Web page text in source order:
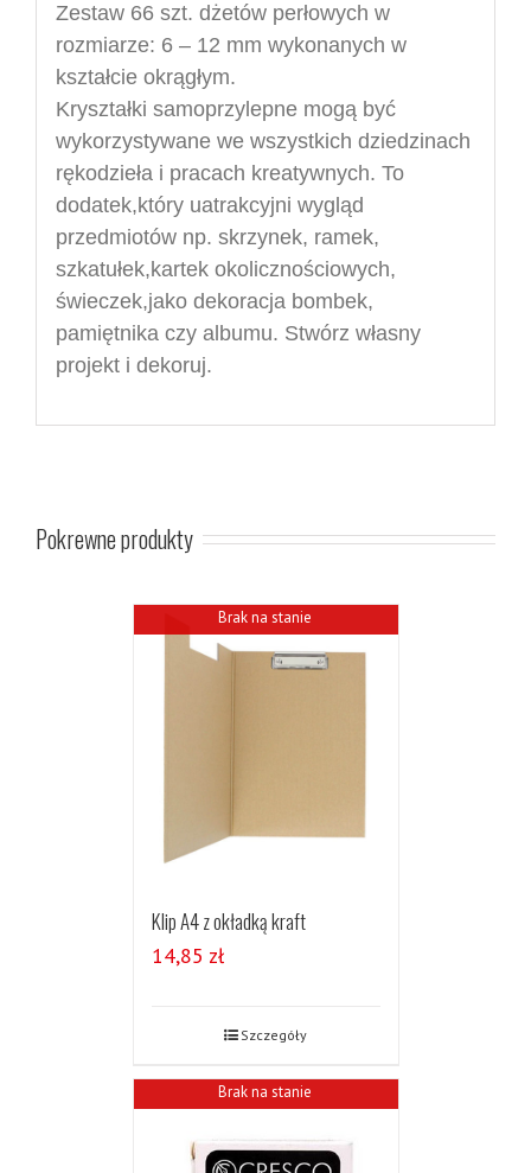
Zestaw 66 szt. dżetów perłowych w
rozmiarze: 6 – 12 mm wykonanych w
kształcie okrągłym.
Kryształki samoprzylepne mogą być
wykorzystywane we wszystkich dziedzinach
rękodzieła i pracach kreatywnych. To
dodatek,który uatrakcyjni wygląd
przedmiotów np. skrzynek, ramek,
szkatułek,kartek okolicznościowych,
świeczek,jako dekoracja bombek,
pamiętnika czy albumu. Stwórz własny
projekt i dekoruj.
Pokrewne produkty
Brak na stanie
Klip A4 z okładką kraft
14,85 zł
Szczegóły
Brak na stanie